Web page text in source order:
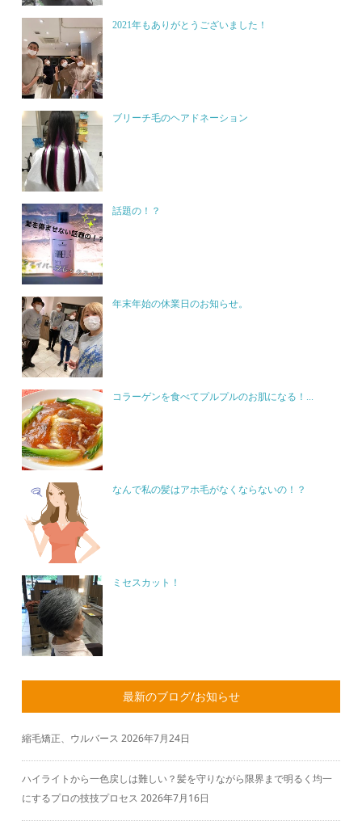
2021年もありがとうございました！
ブリーチ毛のヘアドネーション
話題の！？
年末年始の休業日のお知らせ。
コラーゲンを食べてプルプルのお肌になる！...
なんで私の髪はアホ毛がなくならないの！？
ミセスカット！
最新のブログ/お知らせ
縮毛矯正、ウルバース 2026年7月24日
ハイライトから一色戻しは難しい？髪を守りながら限界まで明るく均一
にするプロの技技プロセス 2026年7月16日